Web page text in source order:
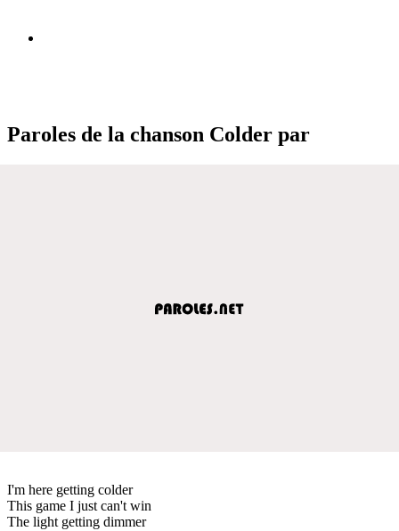
Paroles de la chanson Colder par
I'm here getting colder
This game I just can't win
The light getting dimmer